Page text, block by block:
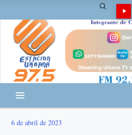
6 de abril de 2023